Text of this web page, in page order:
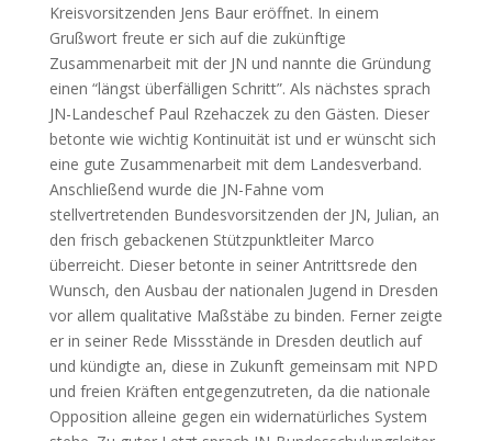
Kreisvorsitzenden Jens Baur eröffnet. In einem
Grußwort freute er sich auf die zukünftige
Zusammenarbeit mit der JN und nannte die Gründung
einen “längst überfälligen Schritt”. Als nächstes sprach
JN-Landeschef Paul Rzehaczek zu den Gästen. Dieser
betonte wie wichtig Kontinuität ist und er wünscht sich
eine gute Zusammenarbeit mit dem Landesverband.
Anschließend wurde die JN-Fahne vom
stellvertretenden Bundesvorsitzenden der JN, Julian, an
den frisch gebackenen Stützpunktleiter Marco
überreicht. Dieser betonte in seiner Antrittsrede den
Wunsch, den Ausbau der nationalen Jugend in Dresden
vor allem qualitative Maßstäbe zu binden. Ferner zeigte
er in seiner Rede Missstände in Dresden deutlich auf
und kündigte an, diese in Zukunft gemeinsam mit NPD
und freien Kräften entgegenzutreten, da die nationale
Opposition alleine gegen ein widernatürliches System